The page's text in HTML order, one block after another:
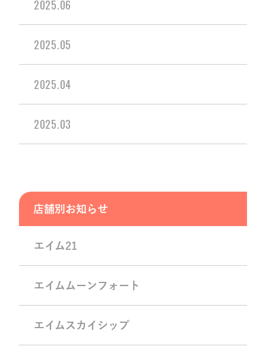
2025.06
2025.05
2025.04
2025.03
店舗別お知らせ
エイム21
エイムムーンフォート
エイムスカイシップ